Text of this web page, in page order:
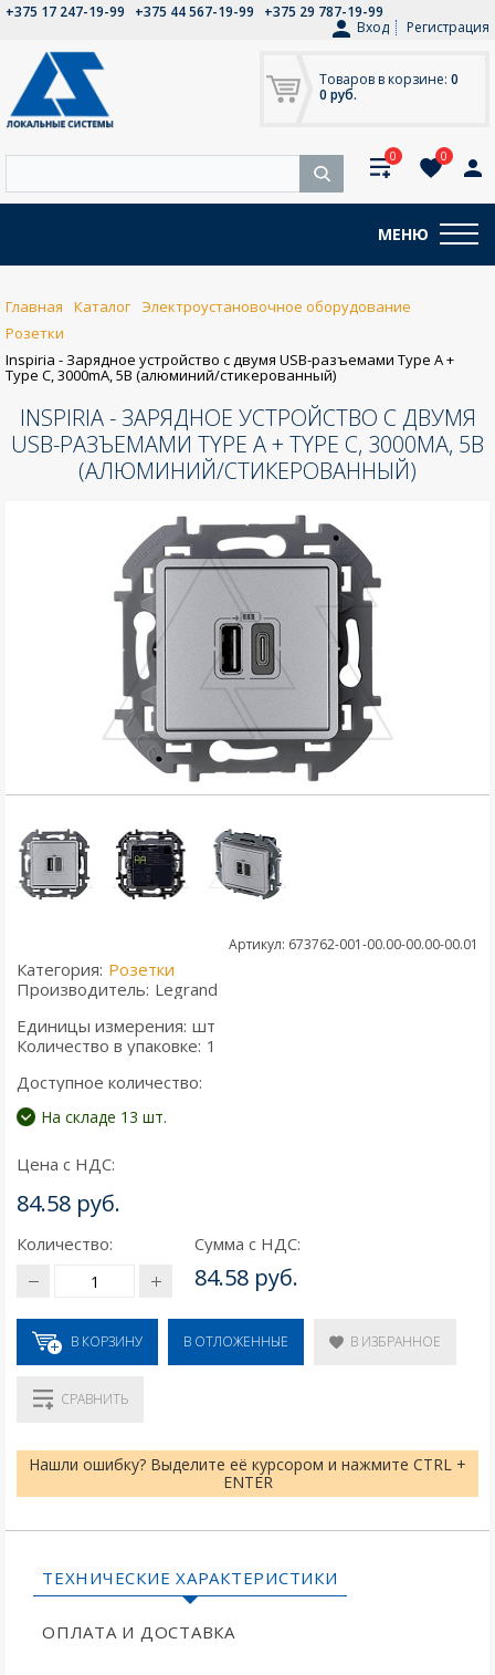
+375 17 247-19-99 +375 44 567-19-99
+375 29 787-19-99
Вход
Регистрация
Товаров в корзине: 0
0 руб.
0 0
МЕНЮ
Главная Каталог
Электроустановочное оборудование
Розетки
Inspiria - Зарядное устройство с двумя USB-разъемами Type A +
Type C, 3000mA, 5В (алюминий/стикерованный)
INSPIRIA - ЗАРЯДНОЕ УСТРОЙСТВО С ДВУМЯ
USB-РАЗЪЕМАМИ TYPE A + TYPE C, 3000MA, 5В
(АЛЮМИНИЙ/СТИКЕРОВАННЫЙ)
Артикул: 673762-001-00.00-00.00-00.01
Категория: Розетки
Производитель: Legrand
Единицы измерения: шт
Количество в упаковке: 1
Доступное количество:
На складе 13 шт.
Цена с НДС:
84.58 руб.
Количество: Сумма с НДС:
84.58 руб.
В КОРЗИНУ В ОТЛОЖЕННЫЕ В ИЗБРАННОЕ
СРАВНИТЬ
Нашли ошибку? Выделите её курсором и нажмите CTRL +
ENTER
ТЕХНИЧЕСКИЕ ХАРАКТЕРИСТИКИ
ОПЛАТА И ДОСТАВКА